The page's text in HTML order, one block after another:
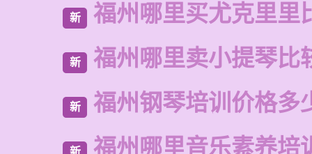
新 福州哪里买尤克里里
新 福州哪里卖小提琴比
新 福州钢琴培训价格多
新 福州哪里音乐素养培